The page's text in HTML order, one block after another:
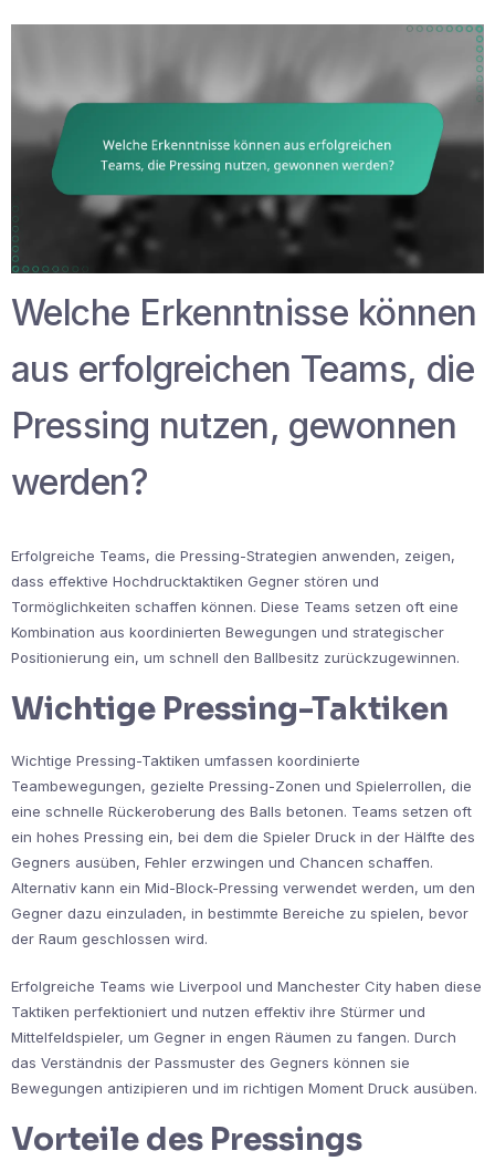
Welche Erkenntnisse können
aus erfolgreichen Teams, die
Pressing nutzen, gewonnen
werden?
Erfolgreiche Teams, die Pressing-Strategien anwenden, zeigen,
dass effektive Hochdrucktaktiken Gegner stören und
Tormöglichkeiten schaffen können. Diese Teams setzen oft eine
Kombination aus koordinierten Bewegungen und strategischer
Positionierung ein, um schnell den Ballbesitz zurückzugewinnen.
Wichtige Pressing-Taktiken
Wichtige Pressing-Taktiken umfassen koordinierte
Teambewegungen, gezielte Pressing-Zonen und Spielerrollen, die
eine schnelle Rückeroberung des Balls betonen. Teams setzen oft
ein hohes Pressing ein, bei dem die Spieler Druck in der Hälfte des
Gegners ausüben, Fehler erzwingen und Chancen schaffen.
Alternativ kann ein Mid-Block-Pressing verwendet werden, um den
Gegner dazu einzuladen, in bestimmte Bereiche zu spielen, bevor
der Raum geschlossen wird.
Erfolgreiche Teams wie Liverpool und Manchester City haben diese
Taktiken perfektioniert und nutzen effektiv ihre Stürmer und
Mittelfeldspieler, um Gegner in engen Räumen zu fangen. Durch
das Verständnis der Passmuster des Gegners können sie
Bewegungen antizipieren und im richtigen Moment Druck ausüben.
Vorteile des Pressings